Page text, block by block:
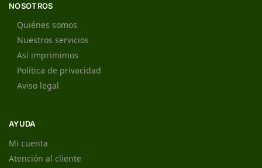
NOSOTROS
Quiénes somos
Nuestros servicios
Así imprimimos
Política de privacidad
Aviso legal
AYUDA
Mi cuenta
Atención al cliente